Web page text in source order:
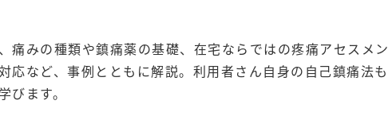
痛みの種類や鎮痛薬の基礎、在宅ならではの疼痛アセスメン
応など、事例とともに解説。利用者さん自身の自己鎮痛法も
ます。